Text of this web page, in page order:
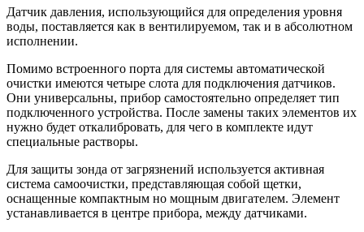
Датчик давления, использующийся для определения уровня
воды, поставляется как в вентилируемом, так и в абсолютном
исполнении.
Помимо встроенного порта для системы автоматической
очистки имеются четыре слота для подключения датчиков.
Они универсальны, прибор самостоятельно определяет тип
подключенного устройства. После замены таких элементов их
нужно будет откалибровать, для чего в комплекте идут
специальные растворы.
Для защиты зонда от загрязнений используется активная
система самоочистки, представляющая собой щетки,
оснащенные компактным но мощным двигателем. Элемент
устанавливается в центре прибора, между датчиками.